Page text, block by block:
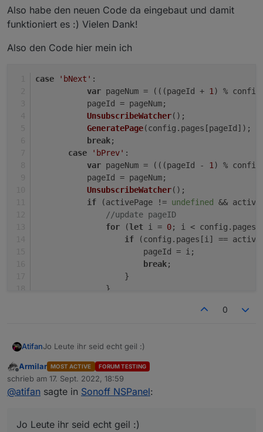
5 Seiten insgesammt; aktuelle Seite ist 0
Ergebnis ist 1, sollte aber 4 sein.
Math.abs(-1%5)
(((0 - 1) % 5) + 5) % 5
Wie auch immer ;-)
soll es mal so einbauen und testen. Ist ja auch
schick so...
case 'bNext':
           pageId = pageNum;
           GeneratePage(config.pages[pageId]);
           break;
       case 'bPrev':
var pageNum = (((pageId - 1) %
           pageId = pageNum;
           UnsubscribeWatcher();
if (activePage != undefined &&
               //update pageID
for (let i = 0; i <
if (config.pages[i] ==
                       pageId = i;
                       break;
                   }
               }
Also habe den neuen Code da eingebaut und damit
funktioniert es :) Vielen Dank!
Also den Code hier mein ich
case 'bNext' :
var pageNum = (((pageId + 1) %
           pageId = pageNum;
UnsubscribeWatcher();
GeneratePage(config. pages [pageId]);
break;
case
'bPrev' :
var pageNum = (((pageId - 1) %
           pageId = pageNum;
UnsubscribeWatcher();
if (activePage != undefined
&&
//update pageID
for (let i = 0; i < config. pages
if (config. pages [i] ==
                       pageId = i;
break;
                   }
               }
           }
break;
0
AtifanJo Leute ihr seid echt geil :)
Also habe den neuen Code da eingebaut und damit
funktioniert es :) Vielen Dank!
Also den Code hier mein ich
var pageNum = (((pageId + 1) %
Offline
Armilar MOST ACTIVE FORUM TESTING
schrieb am 17. Sept. 2022, 18:59
zuletzt editiert von
@atifan sagte in Sonoff NSPanel:
Jo Leute ihr seid echt geil :)